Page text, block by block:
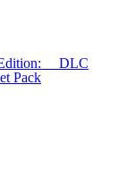
Edition: DLC
Pack